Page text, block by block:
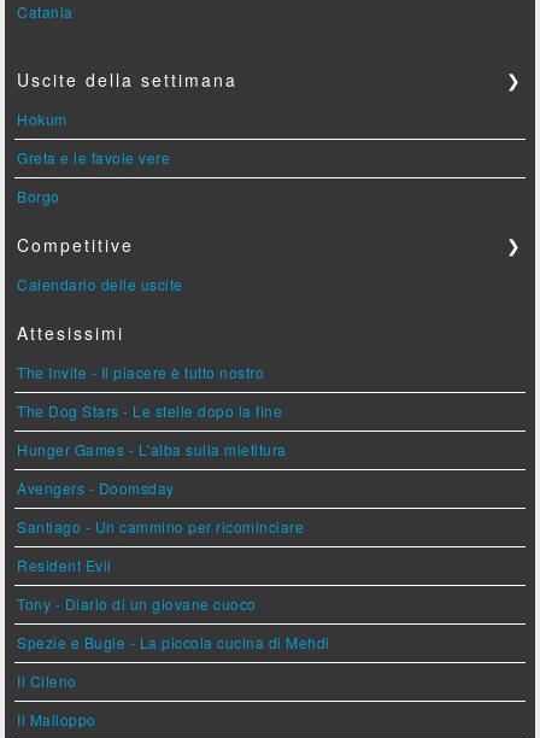
Catania
Uscite della settimana ❯
Hokum
Greta e le favole vere
Borgo
Competitive ❯
Calendario delle uscite
Attesissimi
The Invite - Il piacere è tutto nostro
The Dog Stars - Le stelle dopo la fine
Hunger Games - L'alba sulla mietitura
Avengers - Doomsday
Santiago - Un cammino per ricominciare
Resident Evil
Tony - Diario di un giovane cuoco
Spezie e Bugie - La piccola cucina di Mehdi
Il Cileno
Il Malloppo